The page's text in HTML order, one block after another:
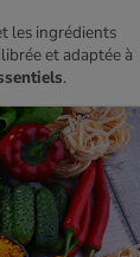
les ingrédients
et adaptée à
.